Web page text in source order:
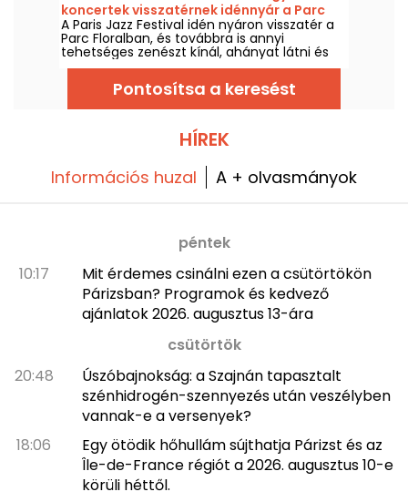
és nagyszabású sporteseményekkel.
koncertek visszatérnek idénnyár a Parc
Floralban, a program
A Paris Jazz Festival idén nyáron visszatér a
Parc Floralban, és továbbra is annyi
tehetséges zenészt kínál, ahányat látni és
hallgatni lehet egy bucolikus környezetben.
Íme az ingyenes koncertek programja,
amelyet 2026. június 24-től szeptember 6-ig
érdemes felfedezni!
Pontosítsa a keresést
HÍREK
Információs huzal A + olvasmányok
péntek
10:17
Mit érdemes csinálni ezen a csütörtökön
Párizsban? Programok és kedvező
ajánlatok 2026. augusztus 13-ára
csütörtök
20:48
Úszóbajnokság: a Szajnán tapasztalt
szénhidrogén-szennyezés után veszélyben
vannak-e a versenyek?
18:06
Egy ötödik hőhullám sújthatja Párizst és az
Île-de-France régiót a 2026. augusztus 10-e
körüli héttől.